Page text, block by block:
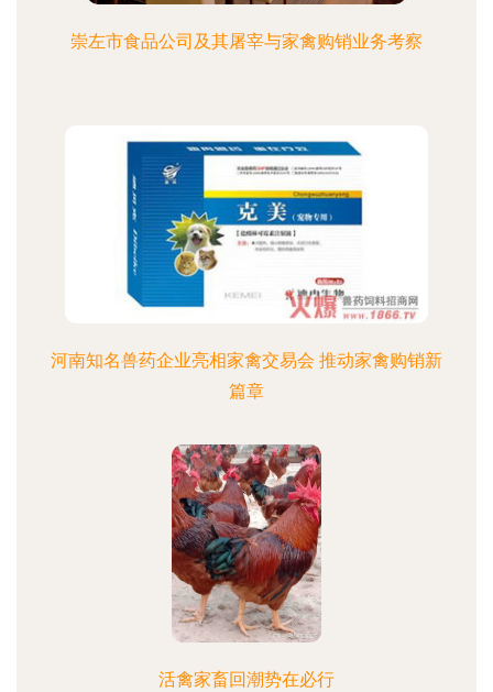
崇左市食品公司及其屠宰与家禽购销业务考察
河南知名兽药企业亮相家禽交易会 推动家禽购销新
篇章
活禽家畜回潮势在必行